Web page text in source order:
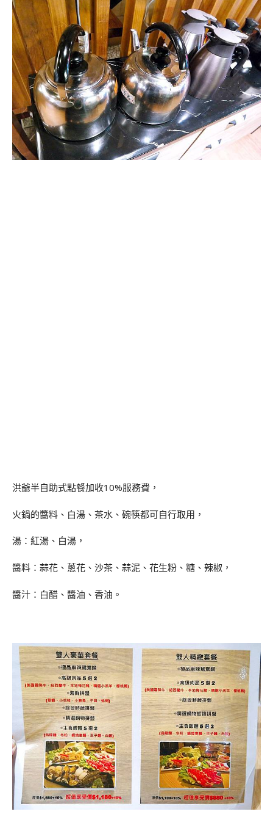
洪爺半自助式點餐加收10%服務費，
火鍋的醬料、白湯、茶水、碗筷都可自行取用，
湯：紅湯、白湯，
醬料：蒜花、蔥花、沙茶、蒜泥、花生粉、糖、辣椒，
醬汁：白醋、醬油、香油。